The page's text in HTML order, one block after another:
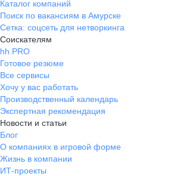
Каталог компаний
Поиск по вакансиям в Амурске
Сетка: соцсеть для нетворкинга
Соискателям
hh PRO
Готовое резюме
Все сервисы
Хочу у вас работать
Производственный календарь
Экспертная рекомендация
Новости и статьи
Блог
О компаниях в игровой форме
Жизнь в компании
ИТ-проекты